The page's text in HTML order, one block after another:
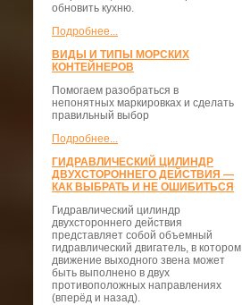
обновить кухню.
Подробнее...
ВИДЫ И ТИПЫ МОРСКИХ
КОНТЕЙНЕРОВ
Помогаем разобраться в
непонятных маркировках и сделать
правильный выбор
Подробнее...
ГИДРАВЛИЧЕСКИЙ ЦИЛИНДР
ДВУХСТОРОННЕГО ДЕЙСТВИЯ —
КАК ВЫБРАТЬ И НЕ ОШИБИТЬСЯ
Гидравлический цилиндр
двухстороннего действия
представляет собой объемный
гидравлический двигатель, в котором
движение выходного звена может
быть выполнено в двух
противоположных направлениях
(вперёд и назад).